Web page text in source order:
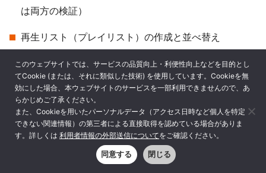
は両方の検証）
再生リスト（プレイリスト）の作成と並べ替え
再生リストごとのタイトルと説明文の最適化
YouTube StudioのA/Bテスト機能を活用すれば、「どのサ
ムネイルがクリックされやすいか」を客観的なデータで判
断可能です。
また、関連する動画を再生リストにまとめることで視聴者
このウェブサイトでは、サービスの品質向上・利便性向上などを目的とし
てCookie (または、それに類似した技術) を使用しています。Cookieを無
効にした場合、本ウェブサイトのサービスを一部利用できませんので、あ
らかじめご了承ください。
また、Cookieを用いたパーソナルデータ（アクセス日時など個人を特定
できない関連情報）の第三者による直接取得を認めている場合がありま
す。詳しくは 利用者情報の外部送信についてをご確認ください。
同意する 閉じる